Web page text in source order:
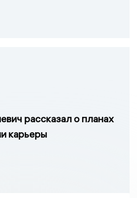
рассказал о планах
карьеры